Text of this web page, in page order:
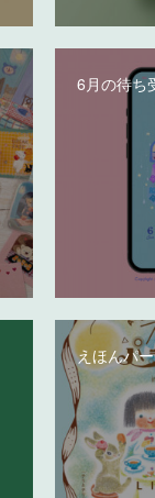
6月の待ち
えほんパ